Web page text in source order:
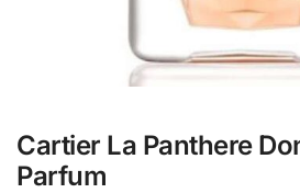
Cartier La Panthere
Parfum